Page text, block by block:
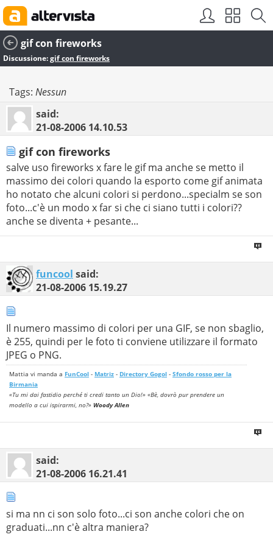
gif con fireworks
Discussione:gif con fireworks
Tags: Nessun
said:
21-08-2006 14.10.53
gif con fireworks
salve uso fireworks x fare le gif ma anche se metto il
massimo dei colori quando la esporto come gif animata
ho notato che alcuni colori si perdono...specialm se son
foto...c'è un modo x far si che ci siano tutti i colori??
anche se diventa + pesante...
funcool said:
21-08-2006 15.19.27
Il numero massimo di colori per una GIF, se non sbaglio,
è 255, quindi per le foto ti conviene utilizzare il formato
JPEG o PNG.
Mattia vi manda a FunCool - Matriz - Directory Gogol - Sfondo rosso per la
Birmania
«Tu mi dai fastidio perché ti credi tanto un Dio!» «Bè, dovrò pur prendere un
modello a cui ispirarmi, no?» Woody Allen
said:
21-08-2006 16.21.41
si ma nn ci son solo foto...ci son anche colori che on
graduati...nn c'è altra maniera?